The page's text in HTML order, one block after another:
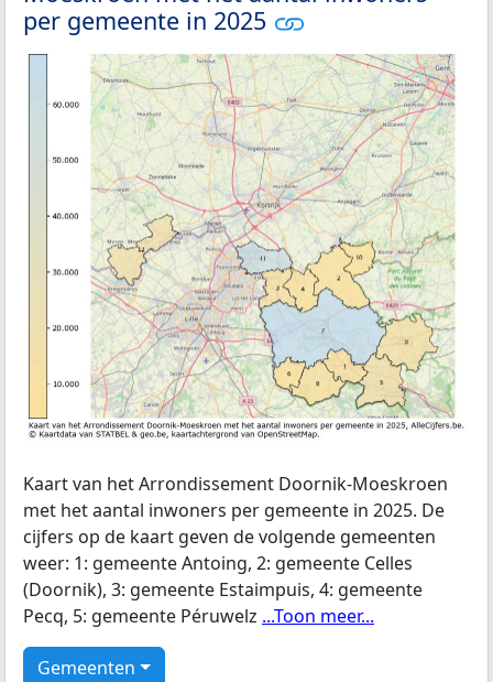
per gemeente in 2025
Kaart van het Arrondissement Doornik-Moeskroen
met het aantal inwoners per gemeente in 2025. De
cijfers op de kaart geven de volgende gemeenten
weer: 1: gemeente Antoing, 2: gemeente Celles
(Doornik), 3: gemeente Estaimpuis, 4: gemeente
Pecq, 5: gemeente Péruwelz ...Toon meer...
Gemeenten